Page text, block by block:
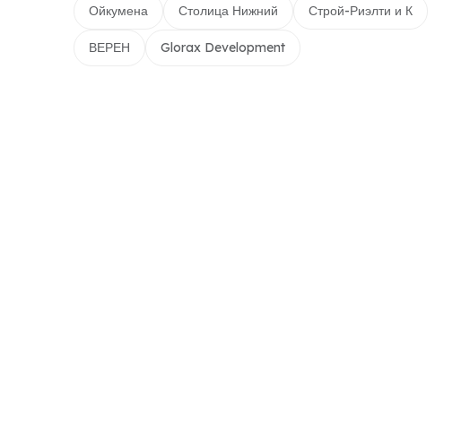
Ойкумена Столица Нижний Строй-Риэлти и К
ВЕРЕН Glorax Development